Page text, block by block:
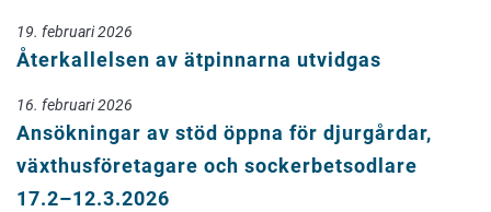
19. februari 2026
Återkallelsen av ätpinnarna utvidgas
16. februari 2026
Ansökningar av stöd öppna för djurgårdar,
växthusföretagare och sockerbetsodlare
17.2–12.3.2026